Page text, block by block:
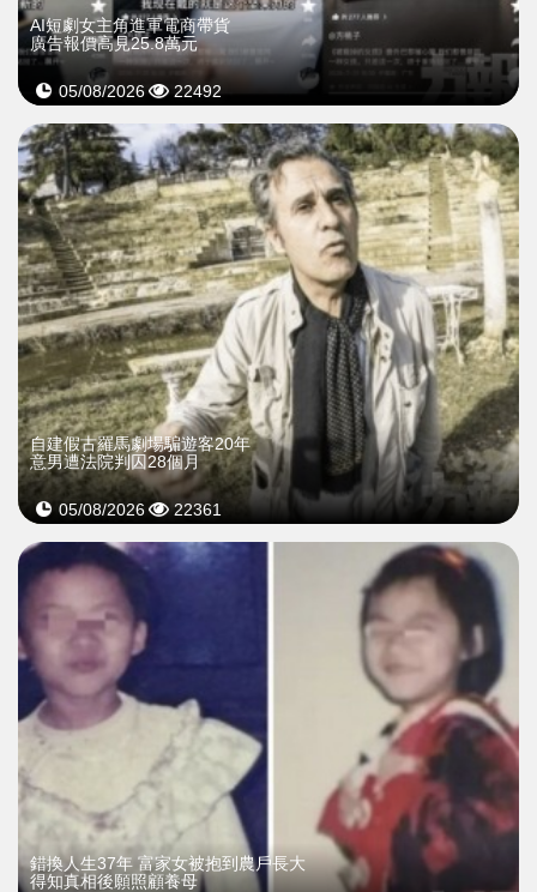
AI短劇女主角進軍電商帶貨
廣告報價高見25.8萬元
05/08/2026 22492
自建假古羅馬劇場騙遊客20年
意男遭法院判囚28個月
05/08/2026 22361
錯換人生37年 富家女被抱到農戶長大
得知真相後願照顧養母